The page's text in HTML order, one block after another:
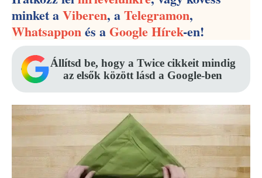
minket aViberen, aTelegramon,
Whatsapponés aGoogle Hírek-en!
Állítsd be, hogy a Twice cikkeit mindig
az elsők között lásd a Google-ben